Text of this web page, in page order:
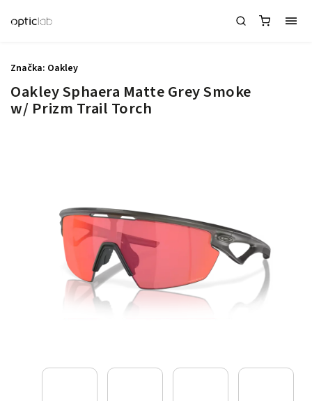
Oakley Sphaera Matte Grey Smoke
w/ Prizm Trail Torch
Značka: Oakley